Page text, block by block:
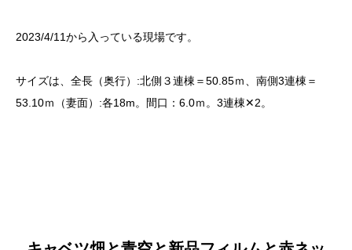
2023/4/11から入っている現場です。
サイズは、全長（奥行）:北側３連棟＝50.85ｍ、南側3連棟＝
53.10ｍ（妻面）:各18m。間口：6.0ｍ。3連棟✕2。